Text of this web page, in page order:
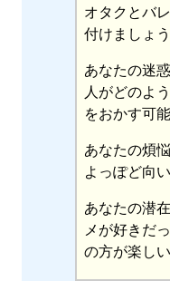
オタクとバ
付けましょう
あなたの迷
人がどのよ
をおかす可
あなたの煩
よっぽど向
あなたの潜
メが好きだ
の方が楽しい